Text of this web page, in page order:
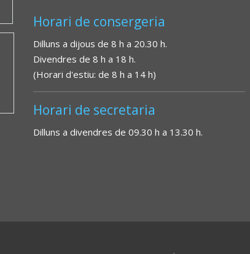
Horari de consergeria
Dilluns a dijous de 8 h a 20.30 h.
Divendres de 8 h a 18 h.
(Horari d'estiu: de 8 h a 14 h)
Horari de secretaria
Dilluns a divendres de 09.30 h a 13.30 h.